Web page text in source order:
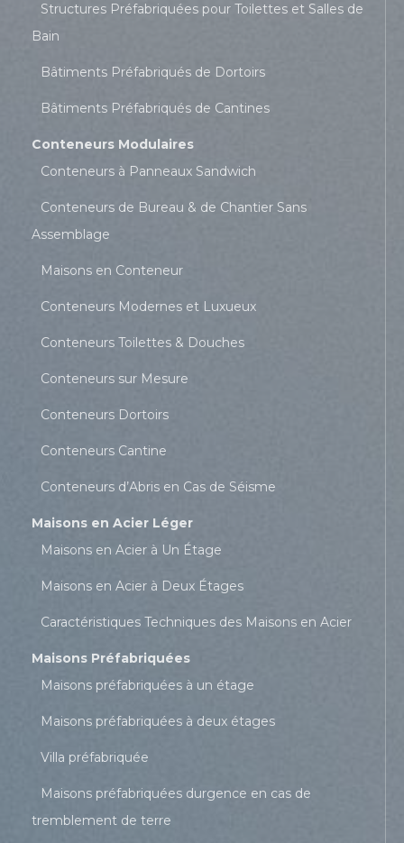
Structures Préfabriquées pour Toilettes et Salles de
Bain
Bâtiments Préfabriqués de Dortoirs
Bâtiments Préfabriqués de Cantines
Conteneurs Modulaires
Conteneurs à Panneaux Sandwich
Conteneurs de Bureau & de Chantier Sans
Assemblage
Maisons en Conteneur
Conteneurs Modernes et Luxueux
Conteneurs Toilettes & Douches
Conteneurs sur Mesure
Conteneurs Dortoirs
Conteneurs Cantine
Conteneurs d’Abris en Cas de Séisme
Maisons en Acier Léger
Maisons en Acier à Un Étage
Maisons en Acier à Deux Étages
Caractéristiques Techniques des Maisons en Acier
Maisons Préfabriquées
Maisons préfabriquées à un étage
Maisons préfabriquées à deux étages
Villa préfabriquée
Maisons préfabriquées durgence en cas de
tremblement de terre